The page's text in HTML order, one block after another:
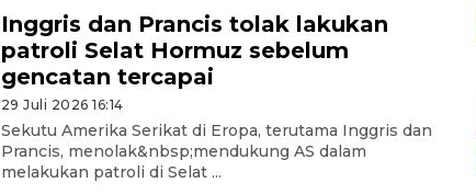
Inggris dan Prancis tolak lakukan
patroli Selat Hormuz sebelum
gencatan tercapai
29 Juli 2026 16:14
Sekutu Amerika Serikat di Eropa, terutama Inggris dan
Prancis, menolak&nbsp;mendukung AS dalam
melakukan patroli di Selat ...